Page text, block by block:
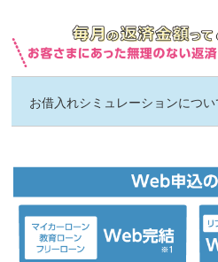
お借入れシミュレーションにつ